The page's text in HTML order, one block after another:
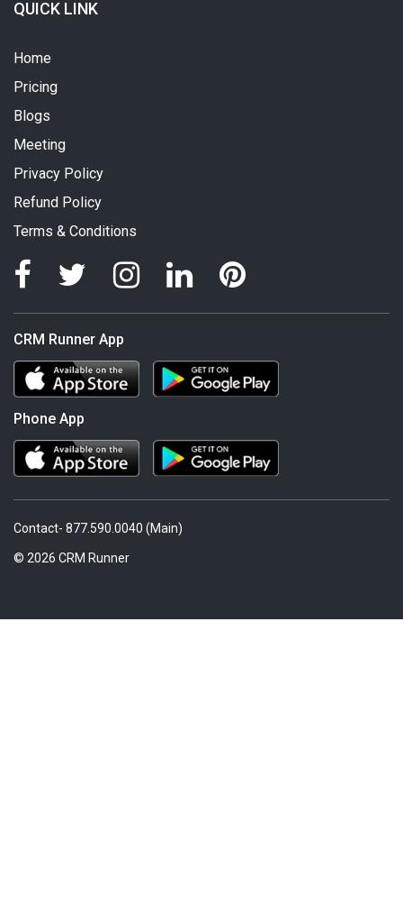
QUICK LINK
Home
Pricing
Blogs
Meeting
Privacy Policy
Refund Policy
Terms & Conditions
CRM Runner App
Phone App
Contact- 877.590.0040 (Main)
© 2026 CRM Runner